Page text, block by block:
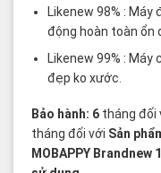
Likenew 98% :
động hoàn toàn ổn
Likenew 99% :
đẹp ko xước.
Bảo hành: 6 tháng đối
tháng đối với Sản
MOBAPPY Brandnew